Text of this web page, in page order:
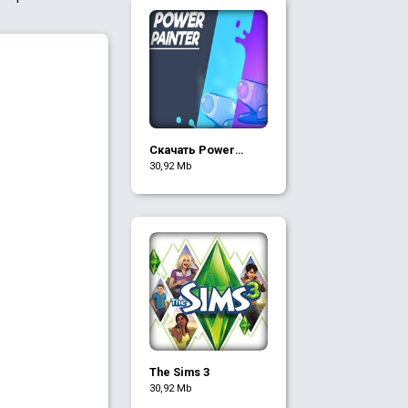
Скачать Power
Painter (Mod
покупки)
30,92 Mb
The Sims 3
30,92 Mb